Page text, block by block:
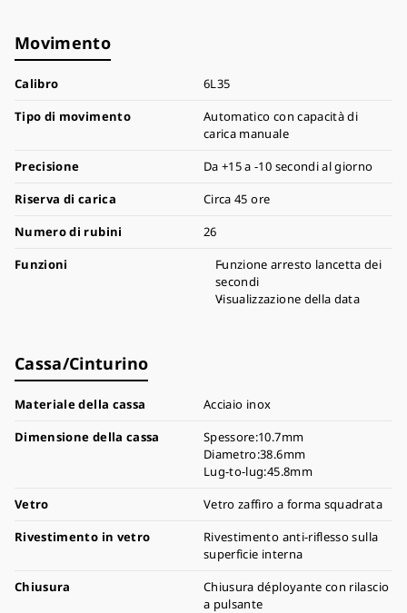
Movimento
Calibro
6L35
Tipo di movimento
Automatico con capacità di
carica manuale
Precisione
Da +15 a -10 secondi al giorno
Riserva di carica
Circa 45 ore
Numero di rubini
26
Funzioni
Funzione arresto lancetta dei
secondi
Visualizzazione della data
Cassa/Cinturino
Materiale della cassa
Acciaio inox
Dimensione della cassa
Spessore:10.7mm
Diametro:38.6mm
Lug-to-lug:45.8mm
Vetro
Vetro zaffiro a forma squadrata
Rivestimento in vetro
Rivestimento anti-riflesso sulla
superficie interna
Chiusura
Chiusura déployante con rilascio
a pulsante